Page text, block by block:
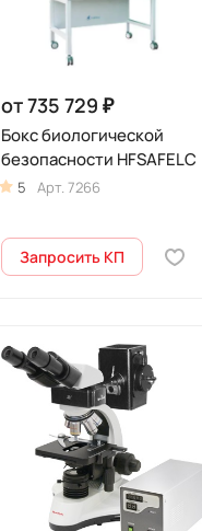
от 735 729 ₽
Бокс биологической
безопасности HFSAFELC
5 Арт. 7266
Запросить КП